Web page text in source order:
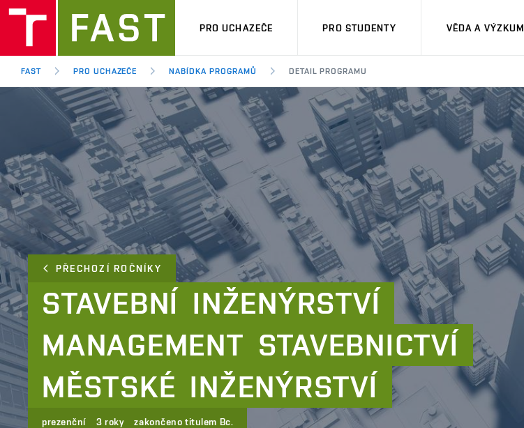
PRO UCHAZEČE PRO STUDENTY VĚDA A VÝZKUM
FAST PRO UCHAZEČE NABÍDKA PROGRAMŮ DETAIL PROGRAMU
PŘECHOZÍ ROČNÍKY
STAVEBNÍ INŽENÝRSTVÍ
MANAGEMENT STAVEBNICTVÍ
MĚSTSKÉ INŽENÝRSTVÍ
prezenční 3 roky zakončeno titulem Bc.